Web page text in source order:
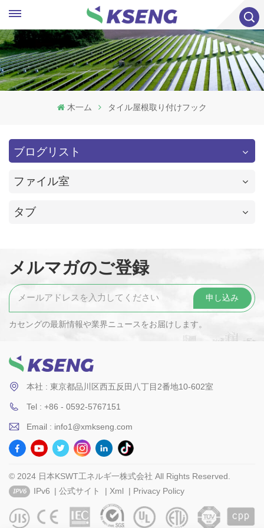
木一ム タイル屋根取り付けフック
ブログリスト
ファイル室
タブ
メルマガのご登録
カセングの最新情報や業界ニュースをお届けします。
本社 : 東京都品川区西五反田八丁目2番地10-602室
Tel : +86 - 0592-5767151
Email : info1@xmkseng.com
© 2024 日本KSWT工ネルギ一株式会社 All Rights Reserved.
IPv6 | 公式サイト | Xml | Privacy Policy